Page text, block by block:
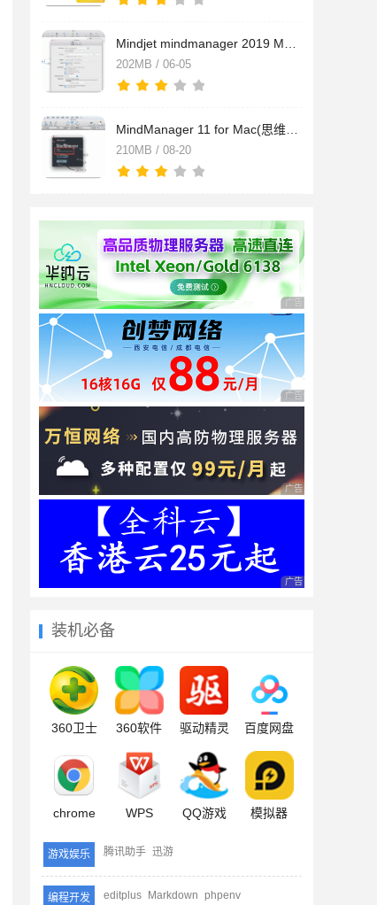
202MB / 06-05
210MB / 08-20
广告 商业广告，理性
广告 商业广告，理性
广告 商业广告，理性
广告 商业广告，理性
装机必备
360卫士 360软件 驱动精灵 百度网盘
chrome WPS QQ游戏 模拟器
游戏娱乐 腾讯助手 迅游
编程开发 editplus Markdown phpenv